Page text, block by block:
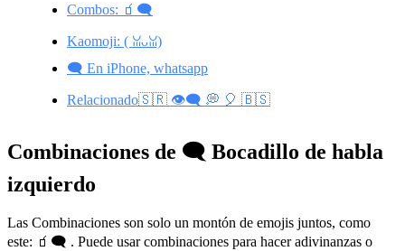
Combos: 🧃🗨️
Kaomoji: ( ꈍᴗꈍ)
🗨️ En iPhone, whatsapp
Relacionado🇸🇷 👁️‍🗨️ 💭 🎈 🇧🇸
Combinaciones de 🗨️ Bocadillo de habla
izquierdo
Las Combinaciones son solo un montón de emojis juntos, como
este: 🧃🗨️ . Puede usar combinaciones para hacer adivinanzas o